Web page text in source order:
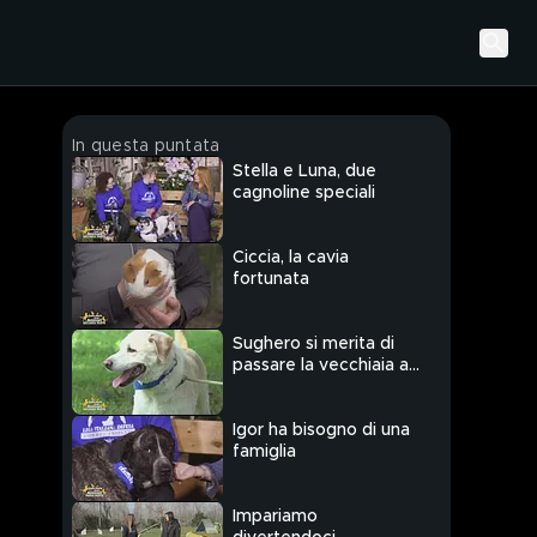
In questa puntata
Stella e Luna, due
cagnoline speciali
Ciccia, la cavia
fortunata
Sughero si merita di
passare la vecchiaia al
Igor ha bisogno di una
famiglia
Impariamo